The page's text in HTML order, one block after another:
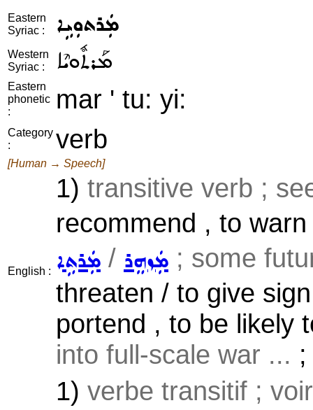
Eastern
Syriac :
ܡܲܪܬܘܼܝܹܐ
Western
Syriac :
ܡܰܪܬܽܘܝܶܐ
Eastern
phonetic
:
mar ' tu: yi:
Category
:
verb
[Human → Speech]
English :
1) transitive verb ;
recommend , to
ܡܲܪܬܹܐ / ܡܲܙܗܸܪ ; some
threaten / to give
portend , to be likely
into full-scale war ... ;
1) verbe transitif ;